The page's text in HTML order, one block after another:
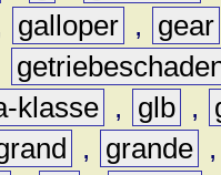
galloper ,
gear
klasse , glb ,
, grande